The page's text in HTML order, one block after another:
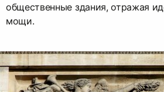
общественные здания, отражая
мощи.